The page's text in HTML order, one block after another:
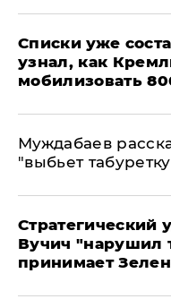
Списки уже
узнал, как
мобилизовать
Муждабаев
"выбьет
Стратегический
Вучич "нарушил
принимает